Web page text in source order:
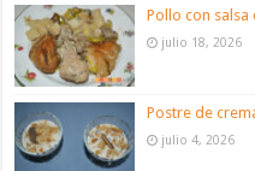
Pollo con
julio 18, 2026
Postre de
julio 4, 2026